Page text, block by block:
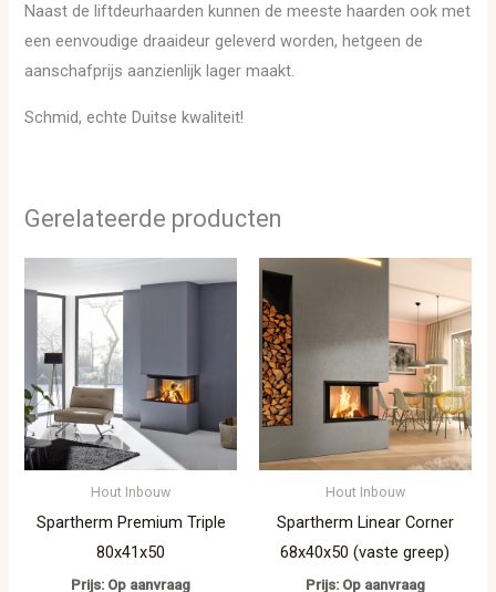
Naast de liftdeurhaarden kunnen de meeste haarden ook met
een eenvoudige draaideur geleverd worden, hetgeen de
aanschafprijs aanzienlijk lager maakt.
Schmid, echte Duitse kwaliteit!
Gerelateerde producten
Hout Inbouw
Spartherm Premium Triple
80x41x50
Prijs: Op aanvraag
Hout Inbouw
Spartherm Linear Corner
68x40x50 (vaste greep)
Prijs: Op aanvraag